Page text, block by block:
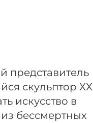
представитель
скульптор ХХ
искусство в
бессмертных